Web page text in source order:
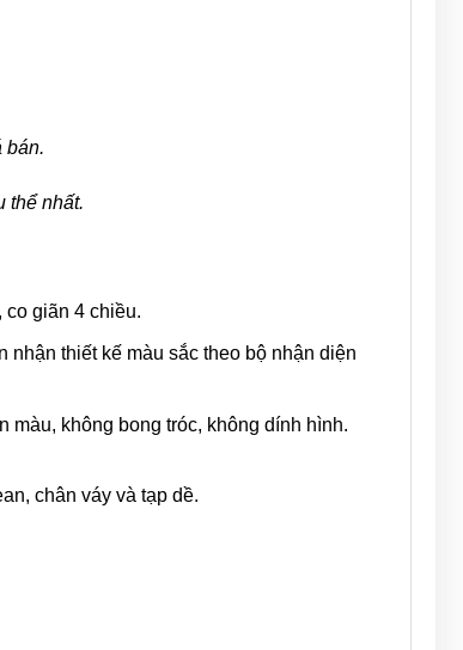
bán.
thể nhất.
co giãn 4 chiều.
nhận thiết kế màu sắc theo bộ nhận diện
không bong tróc, không dính hình.
chân váy và tạp dề.